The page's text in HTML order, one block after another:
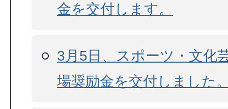
金を交付します。
3月5日、スポーツ・文化
場奨励金を交付しました